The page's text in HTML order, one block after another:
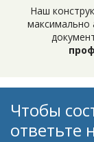
Наш
максимально
Чтобы
ответьте